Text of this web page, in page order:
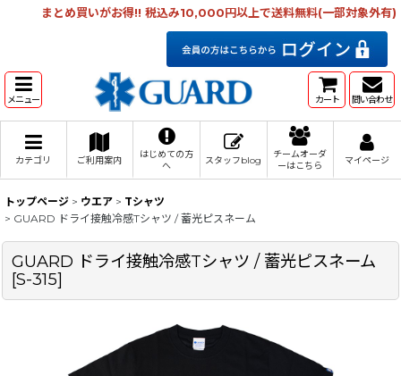
まとめ買いがお得!! 税込み10,000円以上で送料無料(一部対象外有)
メニュー カート 問い合わせ
カテゴリ ご利用案内
はじめての方
へ
スタッフblog
チームオーダ
ーはこちら
マイページ
トップページ > ウエア > Tシャツ
> GUARD ドライ接触冷感Tシャツ / 蓄光ピスネーム
GUARD ドライ接触冷感Tシャツ / 蓄光ピスネーム
[S-315]